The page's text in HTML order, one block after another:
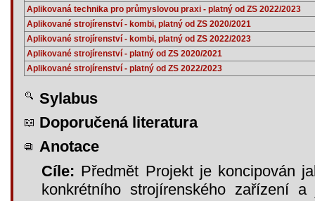
Aplikovaná technika pro průmyslovou praxi - platný od ZS 2022/2023
Aplikované strojírenství - kombi, platný od ZS 2020/2021
Aplikované strojírenství - kombi, platný od ZS 2022/2023
Aplikované strojírenství - platný od ZS 2020/2021
Aplikované strojírenství - platný od ZS 2022/2023
Sylabus
Doporučená literatura
Anotace
Cíle: Předmět Projekt je koncipován
konkrétního strojírenského zařízení